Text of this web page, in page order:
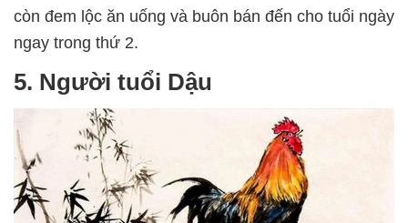
còn đem lộc ăn uống và buôn bán đến cho tuổi ngày
ngay trong thứ 2.
5. Người tuổi Dậu